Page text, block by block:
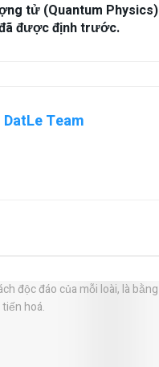
tử (Quantum Physics)
được định trước.
DatLe Team